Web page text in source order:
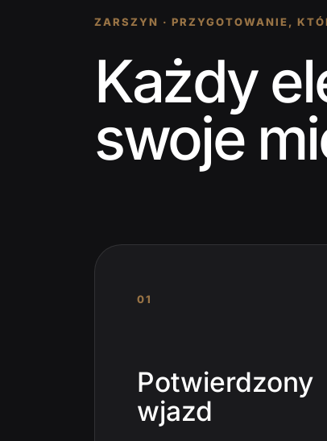
ZARSZYN · PRZYGOTOWANIE,
Każdy
swoje
01
Potwierdzony
wjazd